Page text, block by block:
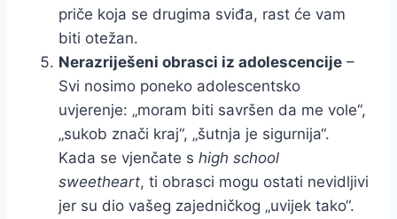
priče koja se drugima sviđa, rast će vam
biti otežan.
Nerazriješeni obrasci iz adolescencije –
Svi nosimo poneko adolescentsko
uvjerenje: „moram biti savršen da me vole“,
„sukob znači kraj“, „šutnja je sigurnija“.
Kada se vjenčate s high school
sweetheart, ti obrasci mogu ostati nevidljivi
jer su dio vašeg zajedničkog „uvijek tako“.